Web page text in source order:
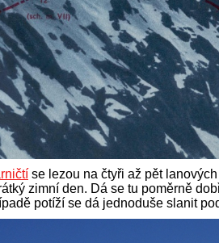
se lezou na čtyři až pět
zimní den. Dá se tu poměrně
potíží se dá jednoduše slanit